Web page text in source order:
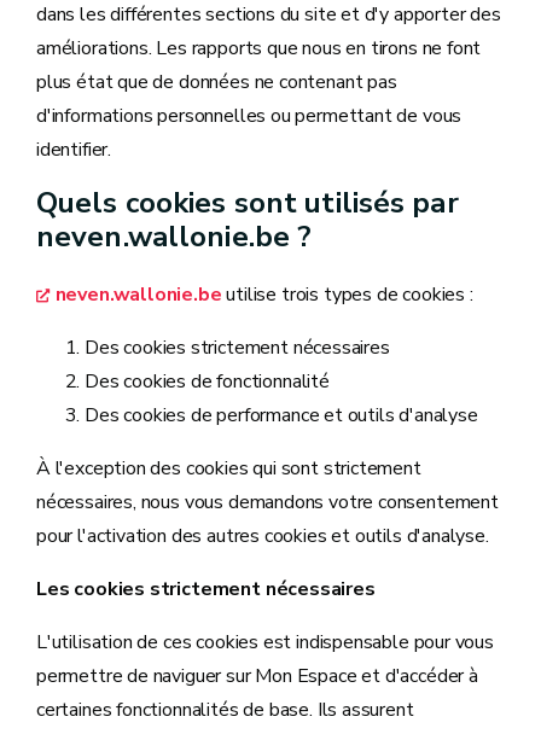
dans les différentes sections du site et d'y apporter des
améliorations. Les rapports que nous en tirons ne font
plus état que de données ne contenant pas
d'informations personnelles ou permettant de vous
identifier.
Quels cookies sont utilisés par
neven.wallonie.be ?
neven.wallonie.beutilise trois types de cookies :
Des cookies strictement nécessaires
Des cookies de fonctionnalité
Des cookies de performance et outils d'analyse
À l'exception des cookies qui sont strictement
nécessaires, nous vous demandons votre consentement
pour l'activation des autres cookies et outils d'analyse.
Les cookies strictement nécessaires
L'utilisation de ces cookies est indispensable pour vous
permettre de naviguer sur Mon Espace et d'accéder à
certaines fonctionnalités de base. Ils assurent